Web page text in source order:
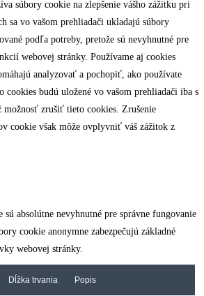
súbory cookie na zlepšenie vášho zážitku pri
sa vo vašom prehliadači ukladajú súbory
podľa potreby, pretože sú nevyhnutné pre
webovej stránky. Používame aj cookies
analyzovať a pochopiť, ako používate
cookies budú uložené vo vašom prehliadači iba s
možnosť zrušiť tieto cookies. Zrušenie
cookie však môže ovplyvniť váš zážitok z
absolútne nevyhnutné pre správne fungovanie
cookie anonymne zabezpečujú základné
webovej stránky.
Dĺžka trvania Popis